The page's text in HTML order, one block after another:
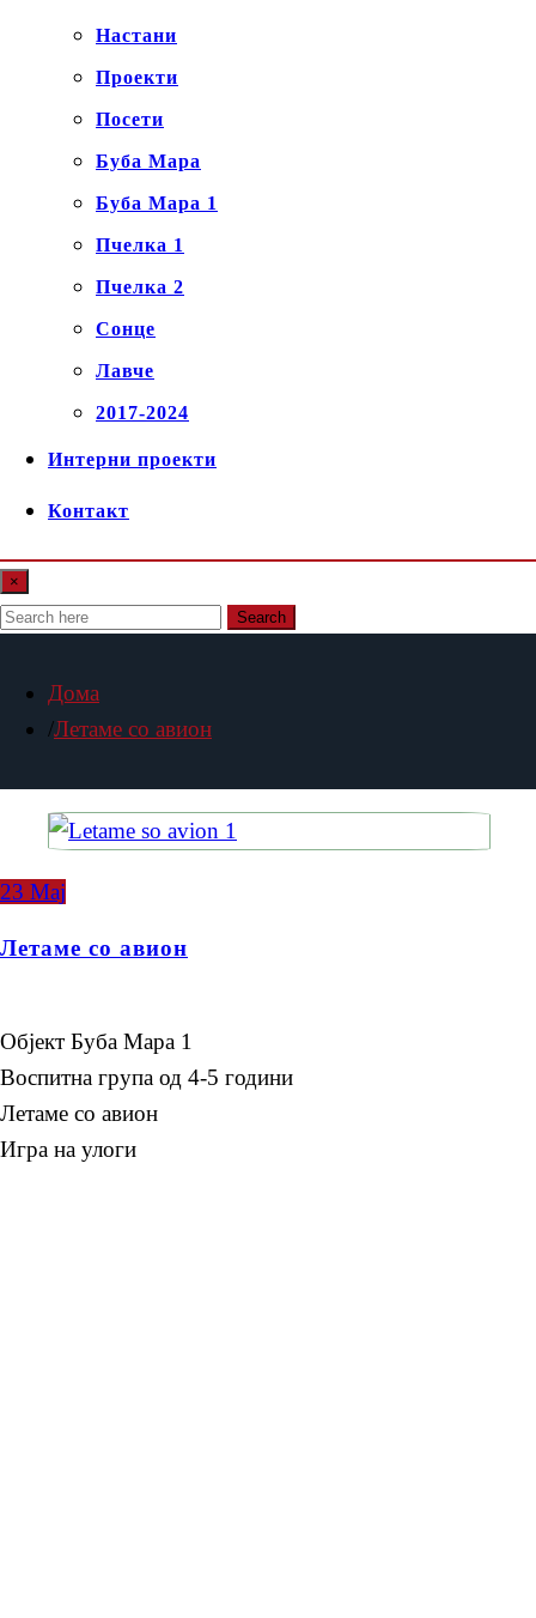
Настани
Проекти
Посети
Буба Мара
Буба Мара 1
Пчелка 1
Пчелка 2
Сонце
Лавче
2017-2024
Интерни проекти
Контакт
×
Search
Дома
Летаме со авион
23 Мај
Летаме со авион
Објект Буба Мара 1
Воспитна група од 4-5 години
Летаме со авион
Игра на улоги